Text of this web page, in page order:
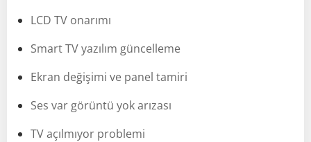
LCD TV onarımı
Smart TV yazılım güncelleme
Ekran değişimi ve panel tamiri
Ses var görüntü yok arızası
TV açılmıyor problemi